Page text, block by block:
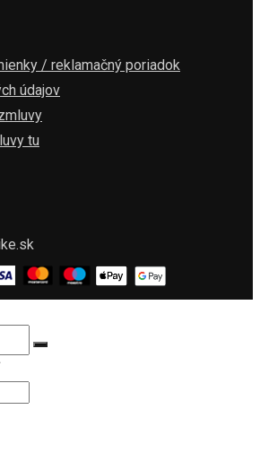
/ reklamačný poriadok
údajov
tu